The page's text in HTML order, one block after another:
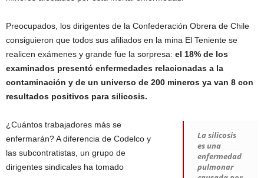
Preocupados, los dirigentes de la Confederación Obrera de Chile
consiguieron que todos sus afiliados en la mina El Teniente se
realicen exámenes y grande fue la sorpresa: el 18% de los
examinados presentó enfermedades relacionadas a la
contaminación y de un universo de 200 mineros ya van 8 con
resultados positivos para silicosis.
La silicosis
es una
enfermedad
pulmonar
¿Cuántos trabajadores más se
enfermarán? A diferencia de Codelco y
las subcontratistas, un grupo de
dirigentes sindicales ha tomado